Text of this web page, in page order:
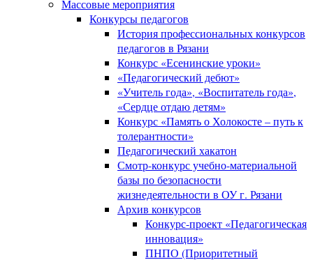
Массовые мероприятия
Конкурсы педагогов
История профессиональных конкурсов
педагогов в Рязани
Конкурс «Есенинские уроки»
«Педагогический дебют»
«Учитель года», «Воспитатель года»,
«Сердце отдаю детям»
Конкурс «Память о Холокосте – путь к
толерантности»
Педагогический хакатон
Смотр-конкурс учебно-материальной
базы по безопасности
жизнедеятельности в ОУ г. Рязани
Архив конкурсов
Конкурс-проект «Педагогическая
инновация»
ПНПО (Приоритетный